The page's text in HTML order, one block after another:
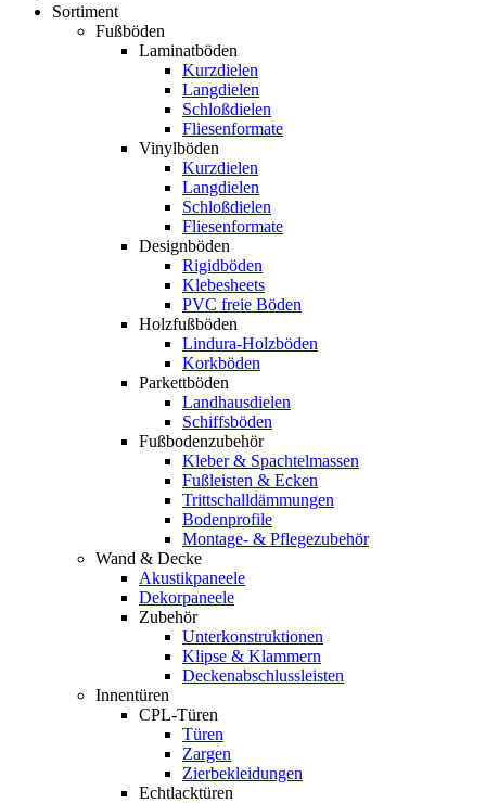
Sortiment
Fußböden
Laminatböden
Kurzdielen
Langdielen
Schloßdielen
Fliesenformate
Vinylböden
Kurzdielen
Langdielen
Schloßdielen
Fliesenformate
Designböden
Rigidböden
Klebesheets
PVC freie Böden
Holzfußböden
Lindura-Holzböden
Korkböden
Parkettböden
Landhausdielen
Schiffsböden
Fußbodenzubehör
Kleber & Spachtelmassen
Fußleisten & Ecken
Trittschalldämmungen
Bodenprofile
Montage- & Pflegezubehör
Wand & Decke
Akustikpaneele
Dekorpaneele
Zubehör
Unterkonstruktionen
Klipse & Klammern
Deckenabschlussleisten
Innentüren
CPL-Türen
Türen
Zargen
Zierbekleidungen
Echtlacktüren